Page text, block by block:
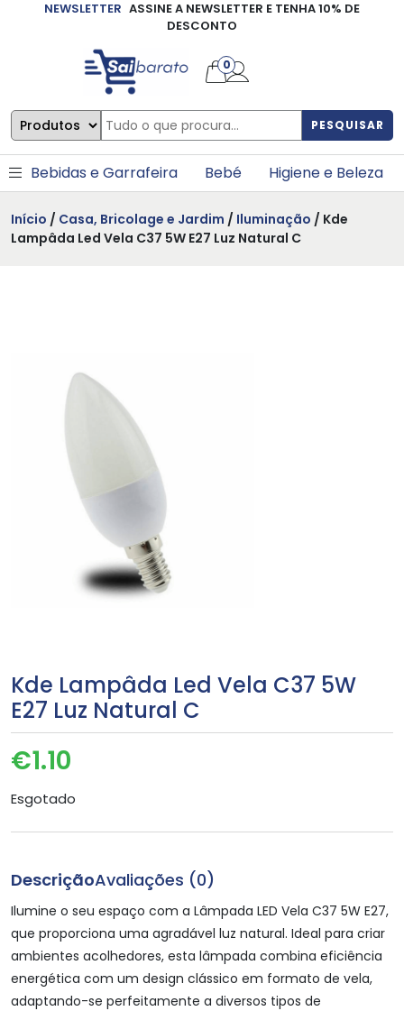
NEWSLETTER ASSINE A NEWSLETTER E TENHA 10% DE
DESCONTO
PESQUISAR
0
Bebidas e Garrafeira Bebé Higiene e Beleza
Início / Casa, Bricolage e Jardim / Iluminação / Kde
Lampâda Led Vela C37 5W E27 Luz Natural C
Kde Lampâda Led Vela C37 5W
E27 Luz Natural C
€1.10
Esgotado
DescriçãoAvaliações (0)
Ilumine o seu espaço com a Lâmpada LED Vela C37 5W E27,
que proporciona uma agradável luz natural. Ideal para criar
ambientes acolhedores, esta lâmpada combina eficiência
energética com um design clássico em formato de vela,
adaptando-se perfeitamente a diversos tipos de